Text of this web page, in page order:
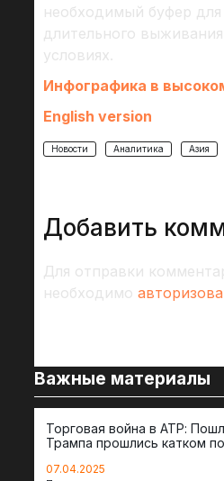
необходимый буфер для
длительного
условиях.
Инфографика в
English version
Новости Аналитика Азия
Добавить
Для отправки
необходимо
Важные материалы
Торговая война в АТР:
Трампа прошлись катком по
07.04.2025